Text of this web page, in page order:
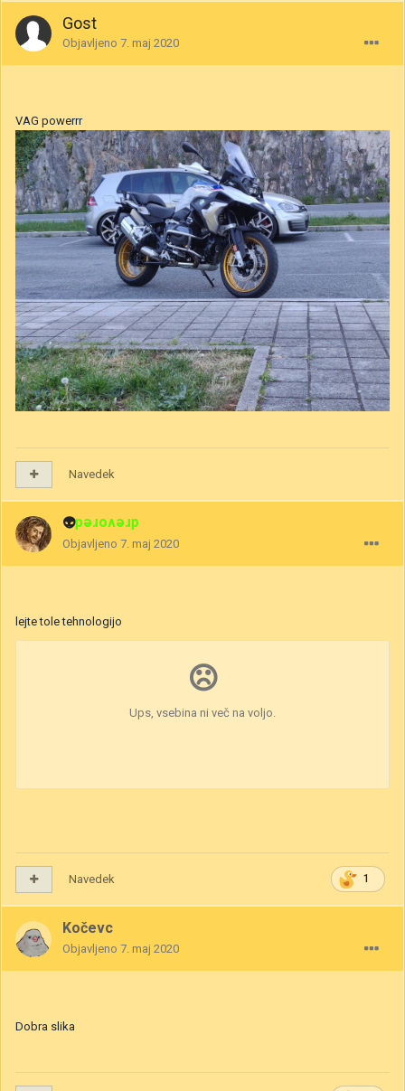
Gost
Objavljeno 7. maj 2020
VAG powerrr
Navedek
👽drevored
Objavljeno 7. maj 2020
lejte tole tehnologijo
1
Navedek
Kočevc
Objavljeno 7. maj 2020
Dobra slika